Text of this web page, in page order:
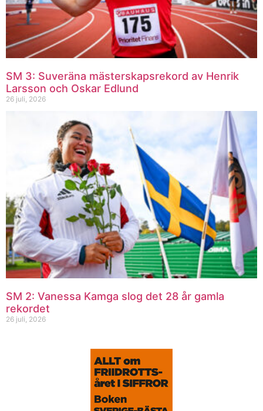
SM 3: Suveräna mästerskapsrekord av Henrik
Larsson och Oskar Edlund
26 juli, 2026
SM 2: Vanessa Kamga slog det 28 år gamla
rekordet
26 juli, 2026